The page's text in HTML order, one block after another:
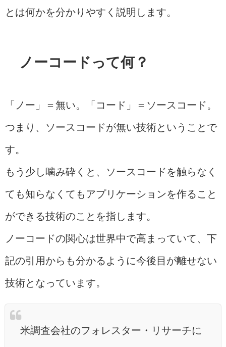
とは何かを分かりやすく説明します。
ノーコードって何？
「ノー」＝無い。「コード」＝ソースコード。
つまり、ソースコードが無い技術ということで
す。
もう少し噛み砕くと、ソースコードを触らなく
ても知らなくてもアプリケーションを作ること
ができる技術のことを指します。
ノーコードの関心は世界中で高まっていて、下
記の引用からも分かるように今後目が離せない
技術となっています。
米調査会社のフォレスター・リサーチに